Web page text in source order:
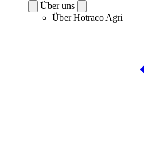
Über uns
Über Hotraco Agri